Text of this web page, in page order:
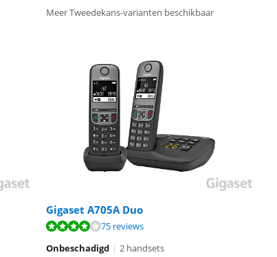
Meer Tweedekans-varianten beschikbaar
Gigaset A705A Duo
75 reviews
Onbeschadigd | 2 handsets